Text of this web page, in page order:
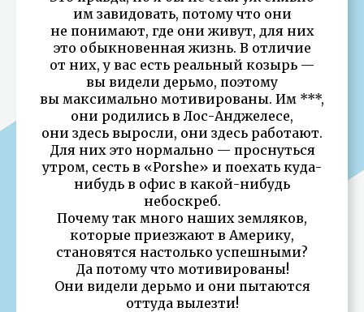
им завидовать, потому что они
не понимают, где они живут, для них
это обыкновенная жизнь. В отличие
от них, у вас есть реальный козырь —
вы видели дерьмо, поэтому
вы максимально мотивированы. Им ***,
они родились в Лос-Анджелесе,
они здесь выросли, они здесь работают.
Для них это нормально — проснуться
утром, сесть в «Porshe» и поехать куда-
нибудь в офис в какой-нибудь
небоскреб.
Почему так много наших земляков,
которые приезжают в Америку,
становятся настолько успешными?
Да потому что мотивированы!
Они видели дерьмо и они пытаются
оттуда вылезти!